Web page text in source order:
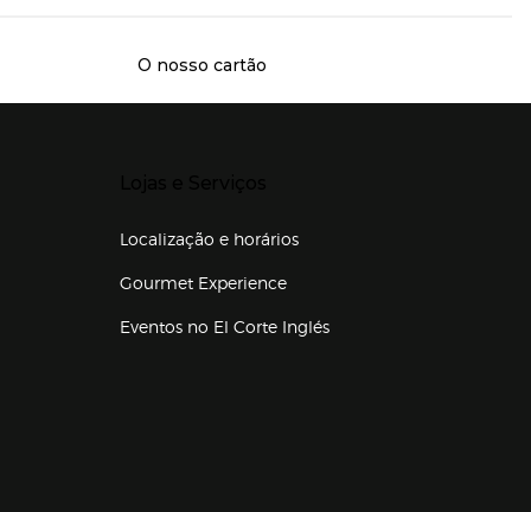
O nosso cartão
Localização e horários
Gourmet Experience
Eventos no El Corte Inglés